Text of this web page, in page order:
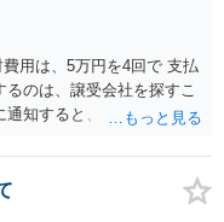
用は、5万円を4回で 支払
のは、譲受会社を探すこ
通知すると、支払いを止め